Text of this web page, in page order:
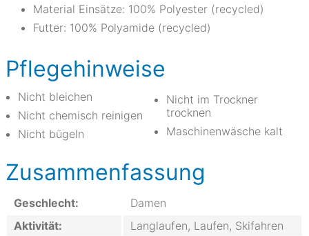
Material Einsätze: 100% Polyester (recycled)
Futter: 100% Polyamide (recycled)
Pflegehinweise
Nicht bleichen
Nicht chemisch reinigen
Nicht bügeln
Nicht im Trockner
trocknen
Maschinenwäsche kalt
Zusammenfassung
Geschlecht:
Damen
Aktivität:
Langlaufen, Laufen, Skifahren